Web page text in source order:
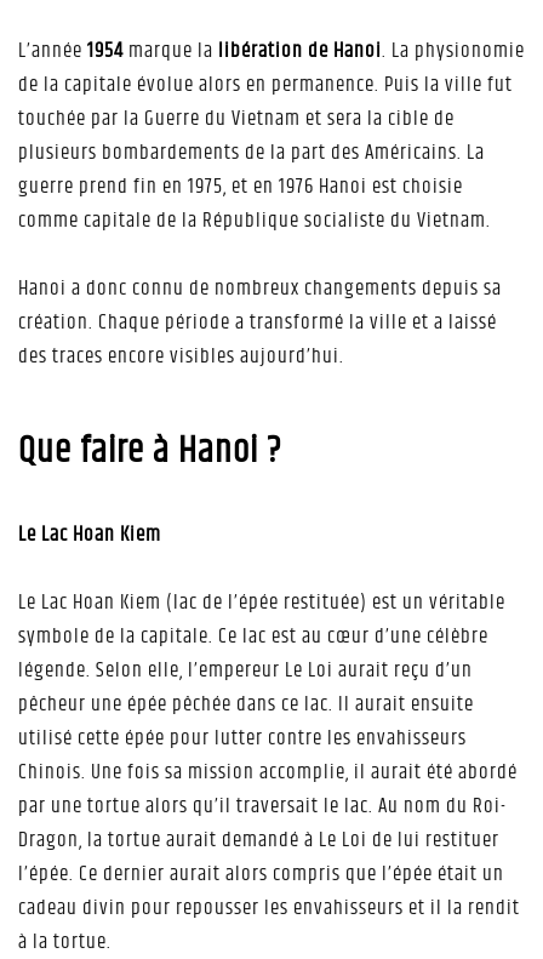
L’année1954marque la libération de Hanoi. La physionomie
de la capitale évolue alors en permanence. Puis la ville fut
touchée par la Guerre du Vietnam et sera la cible de
plusieurs bombardements de la part des Américains. La
guerre prend fin en 1975, et en 1976 Hanoi est choisie
comme capitale de la République socialiste du Vietnam.
Hanoi a donc connu de nombreux changements depuis sa
création. Chaque période a transformé la ville et a laissé
des traces encore visibles aujourd’hui.
Que faire à Hanoi ?
Le Lac Hoan Kiem
Le Lac Hoan Kiem (lac de l’épée restituée) est un véritable
symbole de la capitale. Ce lac est au cœur d’une célèbre
légende. Selon elle, l’empereur Le Loi aurait reçu d’un
pêcheur une épée pêchée dans ce lac. Il aurait ensuite
utilisé cette épée pour lutter contre les envahisseurs
Chinois. Une fois sa mission accomplie, il aurait été abordé
par une tortue alors qu’il traversait le lac. Au nom du Roi-
Dragon, la tortue aurait demandé à Le Loi de lui restituer
l’épée. Ce dernier aurait alors compris que l’épée était un
cadeau divin pour repousser les envahisseurs et il la rendit
à la tortue.